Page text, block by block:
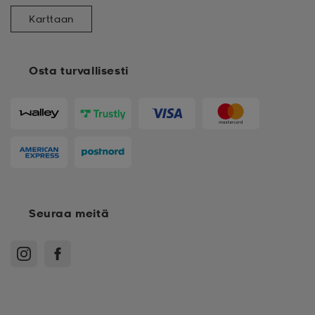
Osta turvallisesti
Karttaan
Seuraa meitä